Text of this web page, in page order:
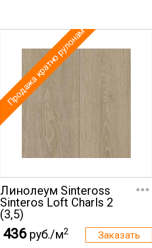
Продажа кратно рулонам
Линолеум Sinteross
Sinteros Loft Charls 2
(3,5)
...
436 руб./м2